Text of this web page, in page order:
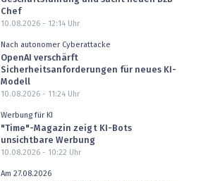
Chef
10.08.2026 - 12:14Uhr
Nach autonomer Cyberattacke
OpenAI verschärft
Sicherheitsanforderungen für neues KI-
Modell
10.08.2026 - 11:24Uhr
Werbung für KI
"Time"-Magazin zeigt KI-Bots
unsichtbare Werbung
10.08.2026 - 10:22 Uhr
Am 27.08.2026